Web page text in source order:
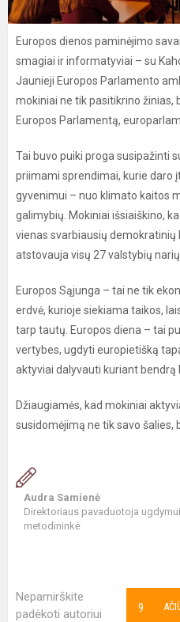
Europos dienos paminėjimo
smagiai ir informatyviai – su
Jaunieji Europos Parlamento
mokiniai ne tik pasitikrino žinias,
Europos Parlamentą,
Tai buvo puiki proga susipažinti
priimami sprendimai, kurie daro
gyvenimui – nuo klimato kaitos
galimybių. Mokiniai išsiaiškino,
vienas svarbiausių demokratinių
atstovauja visų 27 valstybių
Europos Sąjunga – tai ne tik
erdvė, kurioje siekiama taikos,
tarp tautų. Europos diena – tai
vertybes, ugdyti europietišką
aktyviai dalyvauti kuriant bendrą
Džiaugiamės, kad mokiniai
susidomėjimą ne tik savo šalies,
Audra Samienė
Direktoriaus pavaduotoja
metodininkė
Nepamirškite
padėkoti autoriui
9